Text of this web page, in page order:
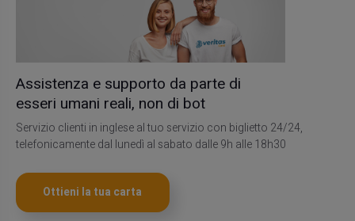
Assistenza e supporto da parte di
esseri umani reali, non di bot
Servizio clienti in inglese al tuo servizio con biglietto 24/24,
telefonicamente dal lunedì al sabato dalle 9h alle 18h30
Ottieni la tua carta